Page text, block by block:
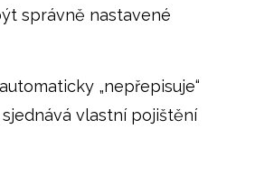
správně nastavené
„nepřepisuje“
vlastní pojištění